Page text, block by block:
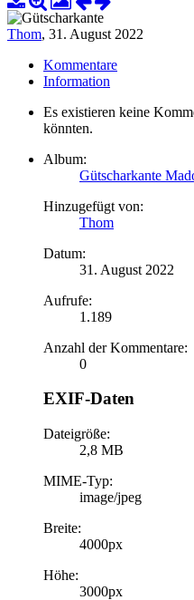
Thom, 31. August 2022
Kommentare
Information
Es existieren keine
könnten.
Album:
Gütscharkante
Hinzugefügt von:
Thom
Datum:
31. August 2022
Aufrufe:
1.189
Anzahl der Kommentare:
0
EXIF-Daten
Dateigröße:
2,8 MB
MIME-Typ:
image/jpeg
Breite:
4000px
Höhe:
3000px